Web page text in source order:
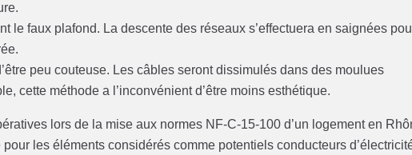
le faux plafond. La descente des réseaux s’effectuera en saignées
peu couteuse. Les câbles seront dissimulés dans des moulues
cette méthode a l’inconvénient d’être moins esthétique.
lors de la mise aux normes NF-C-15-100 d’un logement en
les éléments considérés comme potentiels conducteurs